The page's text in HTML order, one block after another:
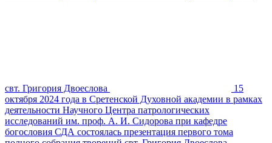
свт. Григория Двоеслова
15
октября 2024 года в Сретенской Духовной академии в рамках
деятельности Научного Центра патрологических
исследований им. проф. А. И. Сидорова при кафедре
богословия СДА состоялась презентация первого тома